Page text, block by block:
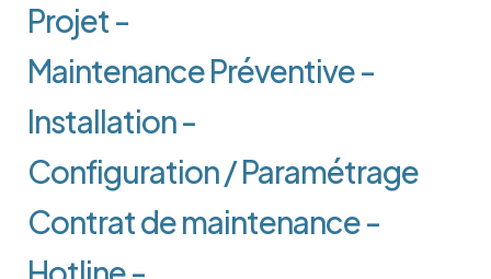
Projet -
Maintenance Préventive -
Installation -
Configuration / Paramétrage
Contrat de maintenance -